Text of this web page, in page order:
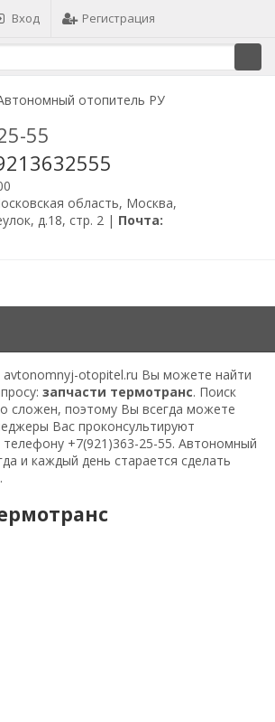
Вход Регистрация
55
область, Москва,
д.18, стр. 2 | Почта:
otopitel.ru Вы можете найти
запчасти термотранс. Поиск
сложен, поэтому Вы всегда можете
Вас проконсультируют
телефону +7(921)363-25-55. Автономный
и каждый день старается сделать